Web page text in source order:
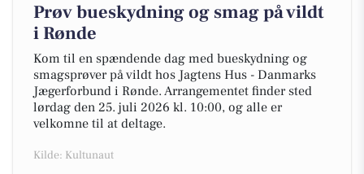
Prøv bueskydning og smag på vildt
i Rønde
Kom til en spændende dag med bueskydning og
smagsprøver på vildt hos Jagtens Hus - Danmarks
Jægerforbund i Rønde. Arrangementet finder sted
lørdag den 25. juli 2026 kl. 10:00, og alle er
velkomne til at deltage.
Kilde: Kultunaut